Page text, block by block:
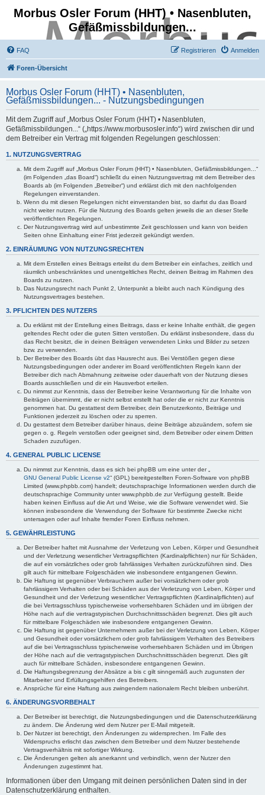
Morbus Osler Forum (HHT) • Nasenbluten,
Gefäßmissbildungen...
FAQ Anmelden
Registrieren
Foren-Übersicht
Morbus Osler Forum (HHT) • Nasenbluten,
Gefäßmissbildungen... - Nutzungsbedingungen
Mit dem Zugriff auf „Morbus Osler Forum (HHT) • Nasenbluten,
Gefäßmissbildungen...“ („https://www.morbusosler.info“) wird zwischen dir und
dem Betreiber ein Vertrag mit folgenden Regelungen geschlossen:
1. NUTZUNGSVERTRAG
Mit dem Zugriff auf „Morbus Osler Forum (HHT) • Nasenbluten, Gefäßmissbildungen...“
(im Folgenden „das Board“) schließt du einen Nutzungsvertrag mit dem Betreiber des
Boards ab (im Folgenden „Betreiber“) und erklärst dich mit den nachfolgenden
Regelungen einverstanden.
Wenn du mit diesen Regelungen nicht einverstanden bist, so darfst du das Board
nicht weiter nutzen. Für die Nutzung des Boards gelten jeweils die an dieser Stelle
veröffentlichten Regelungen.
Der Nutzungsvertrag wird auf unbestimmte Zeit geschlossen und kann von beiden
Seiten ohne Einhaltung einer Frist jederzeit gekündigt werden.
2. EINRÄUMUNG VON NUTZUNGSRECHTEN
Mit dem Erstellen eines Beitrags erteilst du dem Betreiber ein einfaches, zeitlich und
räumlich unbeschränktes und unentgeltliches Recht, deinen Beitrag im Rahmen des
Boards zu nutzen.
Das Nutzungsrecht nach Punkt 2, Unterpunkt a bleibt auch nach Kündigung des
Nutzungsvertrages bestehen.
3. PFLICHTEN DES NUTZERS
Du erklärst mit der Erstellung eines Beitrags, dass er keine Inhalte enthält, die gegen
geltendes Recht oder die guten Sitten verstoßen. Du erklärst insbesondere, dass du
das Recht besitzt, die in deinen Beiträgen verwendeten Links und Bilder zu setzen
bzw. zu verwenden.
Der Betreiber des Boards übt das Hausrecht aus. Bei Verstößen gegen diese
Nutzungsbedingungen oder anderer im Board veröffentlichten Regeln kann der
Betreiber dich nach Abmahnung zeitweise oder dauerhaft von der Nutzung dieses
Boards ausschließen und dir ein Hausverbot erteilen.
Du nimmst zur Kenntnis, dass der Betreiber keine Verantwortung für die Inhalte von
Beiträgen übernimmt, die er nicht selbst erstellt hat oder die er nicht zur Kenntnis
genommen hat. Du gestattest dem Betreiber, dein Benutzerkonto, Beiträge und
Funktionen jederzeit zu löschen oder zu sperren.
Du gestattest dem Betreiber darüber hinaus, deine Beiträge abzuändern, sofern sie
gegen o. g. Regeln verstoßen oder geeignet sind, dem Betreiber oder einem Dritten
Schaden zuzufügen.
4. GENERAL PUBLIC LICENSE
Du nimmst zur Kenntnis, dass es sich bei phpBB um eine unter der „
GNU General Public License v2“ (GPL) bereitgestellten Foren-Software von phpBB
Limited (www.phpbb.com) handelt; deutschsprachige Informationen werden durch die
deutschsprachige Community unter www.phpbb.de zur Verfügung gestellt. Beide
haben keinen Einfluss auf die Art und Weise, wie die Software verwendet wird. Sie
können insbesondere die Verwendung der Software für bestimmte Zwecke nicht
untersagen oder auf Inhalte fremder Foren Einfluss nehmen.
5. GEWÄHRLEISTUNG
Der Betreiber haftet mit Ausnahme der Verletzung von Leben, Körper und Gesundheit
und der Verletzung wesentlicher Vertragspflichten (Kardinalpflichten) nur für Schäden,
die auf ein vorsätzliches oder grob fahrlässiges Verhalten zurückzuführen sind. Dies
gilt auch für mittelbare Folgeschäden wie insbesondere entgangenen Gewinn.
Die Haftung ist gegenüber Verbrauchern außer bei vorsätzlichem oder grob
fahrlässigem Verhalten oder bei Schäden aus der Verletzung von Leben, Körper und
Gesundheit und der Verletzung wesentlicher Vertragspflichten (Kardinalpflichten) auf
die bei Vertragsschluss typischerweise vorhersehbaren Schäden und im übrigen der
Höhe nach auf die vertragstypischen Durchschnittsschäden begrenzt. Dies gilt auch
für mittelbare Folgeschäden wie insbesondere entgangenen Gewinn.
Die Haftung ist gegenüber Unternehmern außer bei der Verletzung von Leben, Körper
und Gesundheit oder vorsätzlichem oder grob fahrlässigem Verhalten des Betreibers
auf die bei Vertragsschluss typischerweise vorhersehbaren Schäden und im Übrigen
der Höhe nach auf die vertragstypischen Durchschnittsschäden begrenzt. Dies gilt
auch für mittelbare Schäden, insbesondere entgangenen Gewinn.
Die Haftungsbegrenzung der Absätze a bis c gilt sinngemäß auch zugunsten der
Mitarbeiter und Erfüllungsgehilfen des Betreibers.
Ansprüche für eine Haftung aus zwingendem nationalem Recht bleiben unberührt.
6. ÄNDERUNGSVORBEHALT
Der Betreiber ist berechtigt, die Nutzungsbedingungen und die Datenschutzerklärung
zu ändern. Die Änderung wird dem Nutzer per E-Mail mitgeteilt.
Der Nutzer ist berechtigt, den Änderungen zu widersprechen. Im Falle des
Widerspruchs erlischt das zwischen dem Betreiber und dem Nutzer bestehende
Vertragsverhältnis mit sofortiger Wirkung.
Die Änderungen gelten als anerkannt und verbindlich, wenn der Nutzer den
Änderungen zugestimmt hat.
Informationen über den Umgang mit deinen persönlichen Daten sind in der
Datenschutzerklärung enthalten.